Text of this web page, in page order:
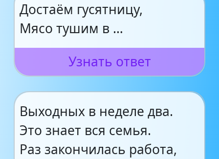
Достаём гусятницу,
Мясо тушим в …
Узнать ответ
Выходных в неделе два.
Это знает вся семья.
Раз закончилась работа,